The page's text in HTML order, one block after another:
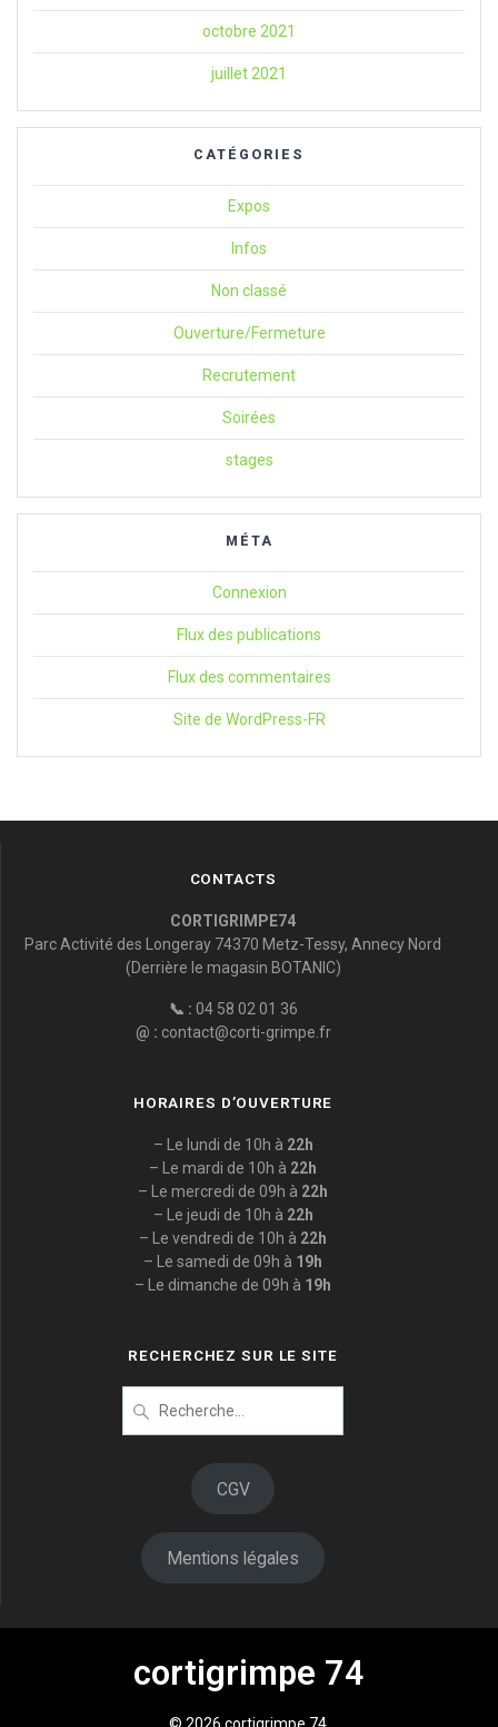
octobre 2021
juillet 2021
CATÉGORIES
Expos
Infos
Non classé
Ouverture/Fermeture
Recrutement
Soirées
stages
MÉTA
Connexion
Flux des publications
Flux des commentaires
Site de WordPress-FR
CONTACTS
CORTIGRIMPE74
Parc Activité des Longeray 74370 Metz-Tessy, Annecy Nord
(Derrière le magasin BOTANIC)
📞 : 04 58 02 01 36
@ : contact@corti-grimpe.fr
HORAIRES D’OUVERTURE
– Le lundi de 10h à 22h
– Le mardi de 10h à 22h
– Le mercredi de 09h à 22h
– Le jeudi de 10h à 22h
– Le vendredi de 10h à 22h
– Le samedi de 09h à 19h
– Le dimanche de 09h à 19h
RECHERCHEZ SUR LE SITE
pour
CGV
Mentions légales
cortigrimpe 74